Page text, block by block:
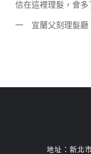
信在這裡理髮，會多
一 宜蘭父刻理髮廳
地址：新北